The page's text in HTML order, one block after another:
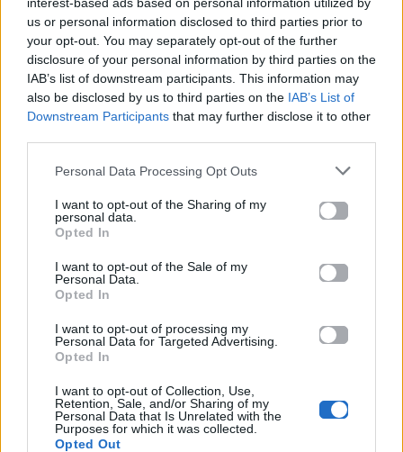
us or personal information disclosed to third parties prior to
your opt-out. You may separately opt-out of the further
disclosure of your personal information by third parties on the
IAB’s list of downstream participants. This information may
also be disclosed by us to third parties on the IAB’s List of
Downstream Participants that may further disclose it to other
Personal Data Processing Opt Outs
I want to opt-out of the Sharing of my
personal data.
Opted In
I want to opt-out of the Sale of my
Personal Data.
Opted In
I want to opt-out of processing my
Personal Data for Targeted Advertising.
Opted In
I want to opt-out of Collection, Use,
Retention, Sale, and/or Sharing of my
Personal Data that Is Unrelated with the
Purposes for which it was collected.
Opted Out
μουσικό ταξίδι με πυξίδα την καρδιά, με τραγούδια
από την τελευταία δισκογραφική της δουλειά με τον
Θανάση Παπακωνσταντίνου, «5 χειμώνες 6
καλοκαίρια», δικές της μουσικές, διασκευές, αλλά
και μία ιδιαίτερη μουσική συνάντηση επί σκηνής με
ATHENS MUSIC FESTIVAL… Συνεργασίες
απροσδόκητες, συναντήσεις που εκπλήσσουν,
παραστάσεις που διαφέρουν. Σας περιμένουμε!
Για σχόλια, μηνύματα ή φωτογραφικό υλικό
σχετικά με το
ακολουθήστε μας στοInstagram.
ENSEMBLE
ΓΛΥΚΕΡΙΑ ΜΑΤΟΥΛΑ ΖΑΜΑΝΗ